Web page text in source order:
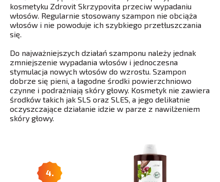
kosmetyku Zdrovit Skrzypovita przeciw wypadaniu
włosów. Regularnie stosowany szampon nie obciąża
włosów i nie powoduje ich szybkiego przetłuszczania
się.
Do najważniejszych działań szamponu należy jednak
zmniejszenie wypadania włosów i jednoczesna
stymulacja nowych włosów do wzrostu. Szampon
dobrze się pieni, a łagodne środki powierzchniowo
czynne i podrażniają skóry głowy. Kosmetyk nie zawiera
środków takich jak SLS oraz SLES, a jego delikatnie
oczyszczające działanie idzie w parze z nawilżeniem
skóry głowy.
4.